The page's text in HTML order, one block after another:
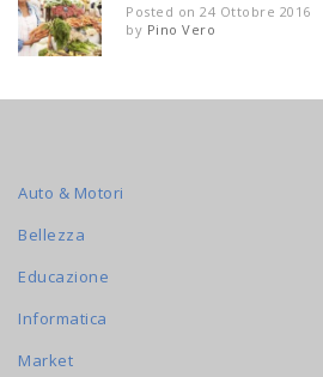
Posted on 24 Ottobre 2016
by Pino Vero
Auto & Motori
Bellezza
Educazione
Informatica
Market